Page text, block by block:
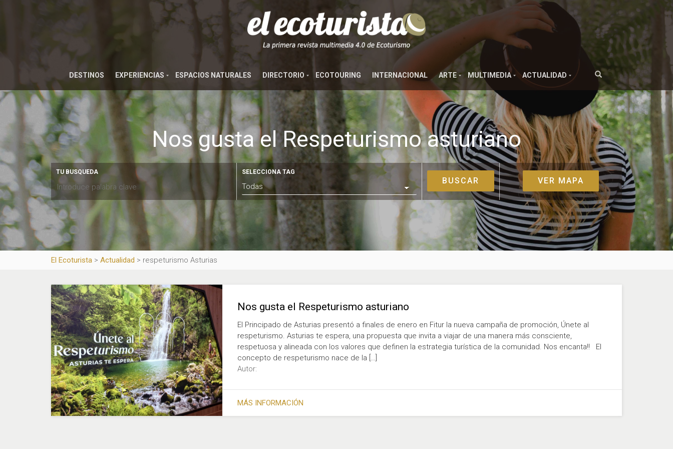
DESTINOS EXPERIENCIAS ESPACIOS NATURALES DIRECTORIO ECOTOURING INTERNACIONAL ARTE MULTIMEDIA ACTUALIDAD
Nos gusta el Respeturismo asturiano
TU BUSQUEDA SELECCIONA TAG
VER MAPA
El Ecoturista > Actualidad > respeturismo Asturias
Nos gusta el Respeturismo asturiano
El Principado de Asturias presentó a finales de enero en Fitur la nueva campaña de promoción, Únete al
respeturismo. Asturias te espera, una propuesta que invita a viajar de una manera más consciente,
respetuosa y alineada con los valores que definen la estrategia turística de la comunidad. Nos encanta!! El
concepto de respeturismo nace de la […]
Autor:
MÁS INFORMACIÓN